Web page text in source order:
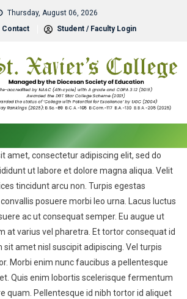
Thursday, August 06, 2026
Contact Student / Faculty Login
amet, consectetur adipiscing elit, sed do
ut labore et dolore magna aliqua. Velit
tincidunt arcu non. Turpis egestas
posuere morbi leo urna. Lacus luctus
ac ut consequat semper. Eu augue ut
at varius vel pharetra. Et tortor consequat id
amet nisl suscipit adipiscing. Vel turpis
Morbi enim nunc faucibus a pellentesque
Quis enim lobortis scelerisque fermentum
quam. Pellentesque id nibh tortor id aliquet